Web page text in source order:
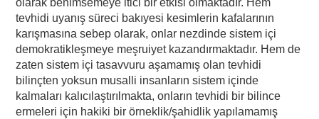
olarak benimsemeye itici bir etkisi olmaktadır. Hem
tevhidi uyanış süreci bakıyesi kesimlerin kafalarının
karışmasına sebep olarak, onlar nezdinde sistem içi
demokratikleşmeye meşruiyet kazandırmaktadır. Hem de
zaten sistem içi tasavvuru aşamamış olan tevhidi
bilinçten yoksun musalli insanların sistem içinde
kalmaları kalıcılaştırılmakta, onların tevhidi bir bilince
ermeleri için hakiki bir örneklik/şahidlik yapılamamış